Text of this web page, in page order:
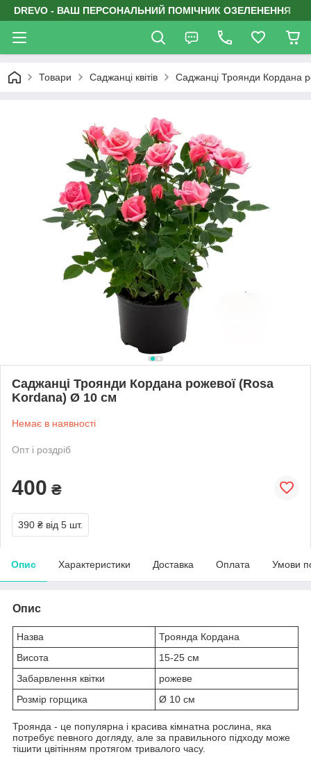
DREVO - ВАШ ПЕРСОНАЛЬНИЙ ПОМІЧНИК ОЗЕЛЕНЕННЯ
Товари Саджанці квітів Саджанці Троянди Кордана
Саджанці Троянди Кордана рожевої (Rosa
Kordana) Ø 10 см
Немає в наявності
Опт і роздріб
400 ₴
390 ₴ від 5 шт.
Опис Характеристики Доставка Оплата Умови
Опис
Назва
Троянда Кордана
Висота
15-25 см
Забарвлення квітки
рожеве
Розмір горщика
Ø 10 см
Троянда - це популярна і красива кімнатна рослина, яка
потребує певного догляду, але за правильного підходу може
тішити цвітінням протягом тривалого часу.